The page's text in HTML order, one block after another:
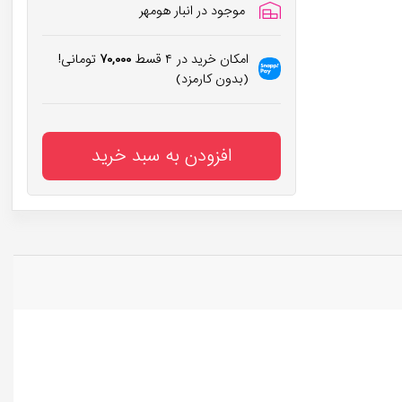
موجود در انبار هومهر
امکان خرید در ۴ قسط ۷۰,۰۰۰ تومانی!
(بدون کارمزد)
افزودن به سبد خرید